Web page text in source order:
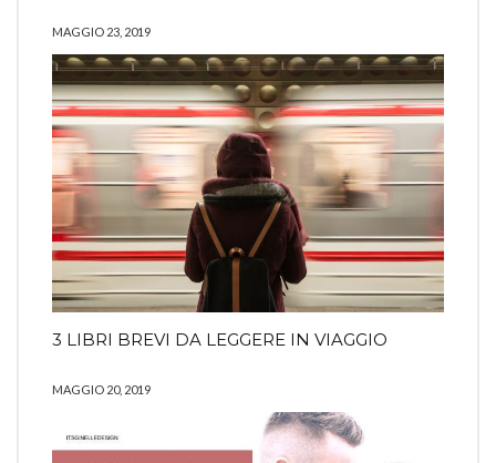
MAGGIO 23, 2019
3 LIBRI BREVI DA LEGGERE IN VIAGGIO
MAGGIO 20, 2019